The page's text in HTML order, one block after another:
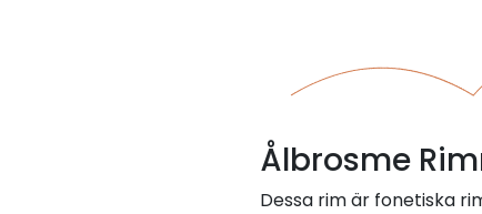
Ålbrosme
Dessa rim är fonetiska